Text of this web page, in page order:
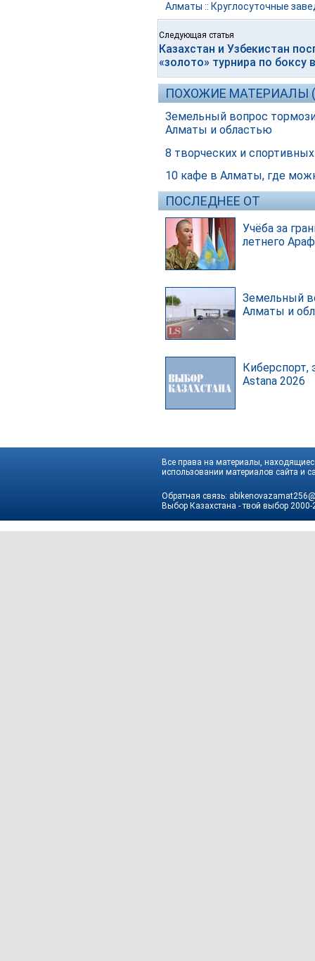
Алматы :: Круглосуточные
Следующая статья
Казахстан и Узбекистан
«золото» турнира по боксу
ПОХОЖИЕ МАТЕРИАЛЫ
Земельный вопрос
Алматы и областью
8 творческих и
10 кафе в Алматы, где
ПОСЛЕДНЕЕ ОТ
Учёба за
летнего
Земельный
Алматы и
Киберспорт,
Astana 2026
Все права на материалы,
использовании материалов сайта и
Обратная связь:
Выбор Казахстана - твой выбор 2000-